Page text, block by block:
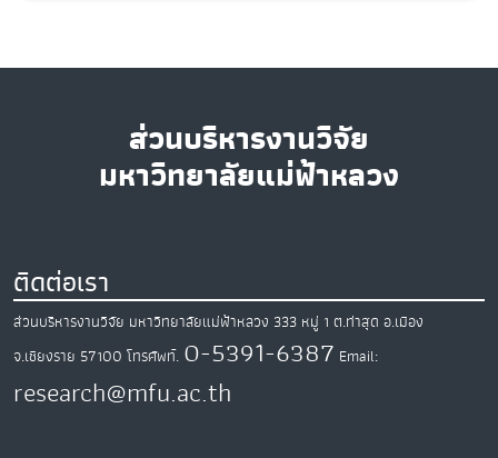
ส่วนบริหารงานวิจัย
มหาวิทยาลัยแม่ฟ้าหลวง
ติดต่อเรา
ส่วนบริหารงานวิจัย มหาวิทยาลัยแม่ฟ้าหลวง 333 หมู่ 1 ต.ท่าสุด อ.เมือง
จ.เชียงราย 57100 โทรศัพท์. 0-5391-6387 Email:
research@mfu.ac.th